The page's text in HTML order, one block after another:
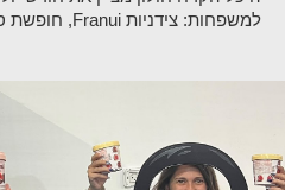
למשפחות: צידניות Franui, חופשת סקי משפחתית, מסיבות